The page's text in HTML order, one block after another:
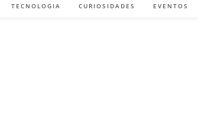
TECNOLOGIA CURIOSIDADES EVENTOS